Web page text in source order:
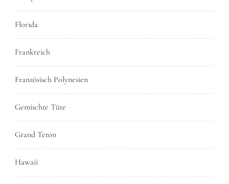
Florida
Frankreich
Französisch Polynesien
Gemischte Tüte
Grand Teton
Hawaii